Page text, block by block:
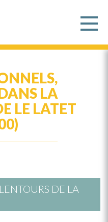
LA
LE LATET
DE LA